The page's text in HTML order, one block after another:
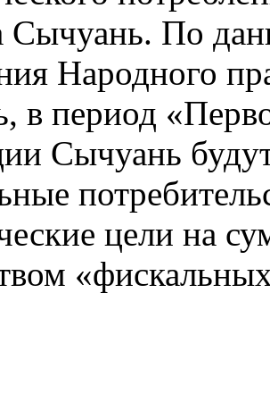
Сычуань. По
Народного
в период
Сычуань
цели на